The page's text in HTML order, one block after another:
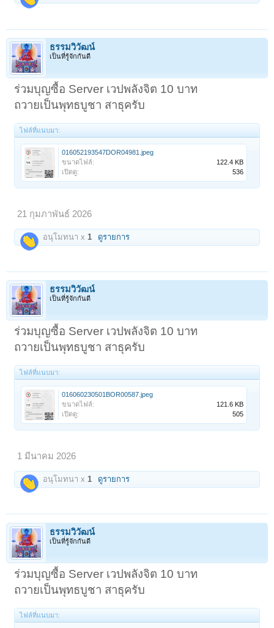
ธรรมวิวัฒน์
เป็นที่รู้จักกันดี
ร่วมบุญซื้อ Server เวปพลังจิต 10 บาท
ถวายเป็นพุทธบูชา สาธุครับ
ไฟล์ที่แนบมา:
016052193547DOR04981.jpeg
ขนาดไฟล์:
122.4 KB
เปิดดู:
536
21 กุมภาพันธ์ 2026
อนุโมทนา x 1 ดูรายการ
ธรรมวิวัฒน์
เป็นที่รู้จักกันดี
ร่วมบุญซื้อ Server เวปพลังจิต 10 บาท
ถวายเป็นพุทธบูชา สาธุครับ
ไฟล์ที่แนบมา:
016060230501BOR00587.jpeg
ขนาดไฟล์:
121.6 KB
เปิดดู:
505
1 มีนาคม 2026
อนุโมทนา x1 ดูรายการ
ธรรมวิวัฒน์
เป็นที่รู้จักกันดี
ร่วมบุญซื้อ Server เวปพลังจิต 10 บาท
ถวายเป็นพุทธบูชา สาธุครับ
ไฟล์ที่แนบมา: